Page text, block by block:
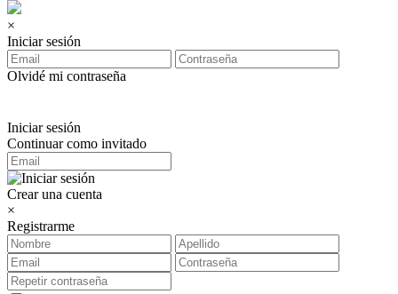
×
Iniciar sesión
Olvidé mi contraseña
Iniciar sesión
Continuar como invitado
Crear una cuenta
×
Registrarme